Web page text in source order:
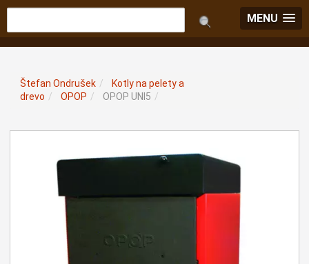
MENU
Štefan Ondrušek /
Kotly na pelety a
drevo / OPOP / OPOP UNI5 /